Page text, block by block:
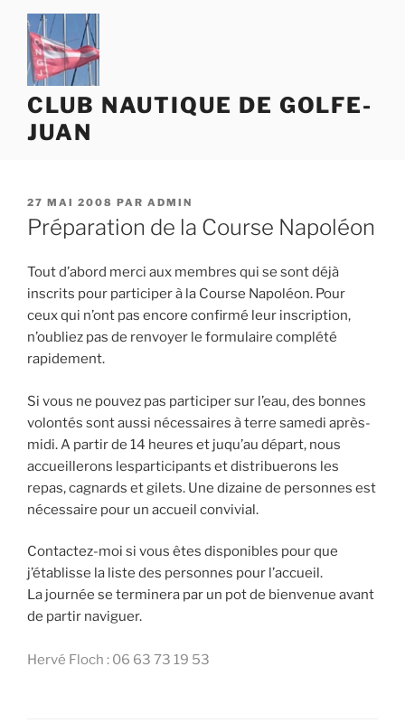
Aller
contenu
principal
CLUB NAUTIQUE DE GOLFE-
JUAN
PUBLIÉ
LE
27 MAI 2008 PAR ADMIN
Préparation de la Course Napoléon
Tout d’abord merci aux membres qui se sont déjà
inscrits pour participer à la Course Napoléon. Pour
ceux qui n’ont pas encore confirmé leur inscription,
n’oubliez pas de renvoyer le formulaire complété
rapidement.
Si vous ne pouvez pas participer sur l’eau, des bonnes
volontés sont aussi nécessaires à terre samedi après-
midi. A partir de 14 heures et juqu’au départ, nous
accueillerons lesparticipants et distribuerons les
repas, cagnards et gilets. Une dizaine de personnes est
nécessaire pour un accueil convivial.
Contactez-moi si vous êtes disponibles pour que
j’établisse la liste des personnes pour l’accueil.
La journée se terminera par un pot de bienvenue avant
de partir naviguer.
Hervé Floch : 06 63 73 19 53